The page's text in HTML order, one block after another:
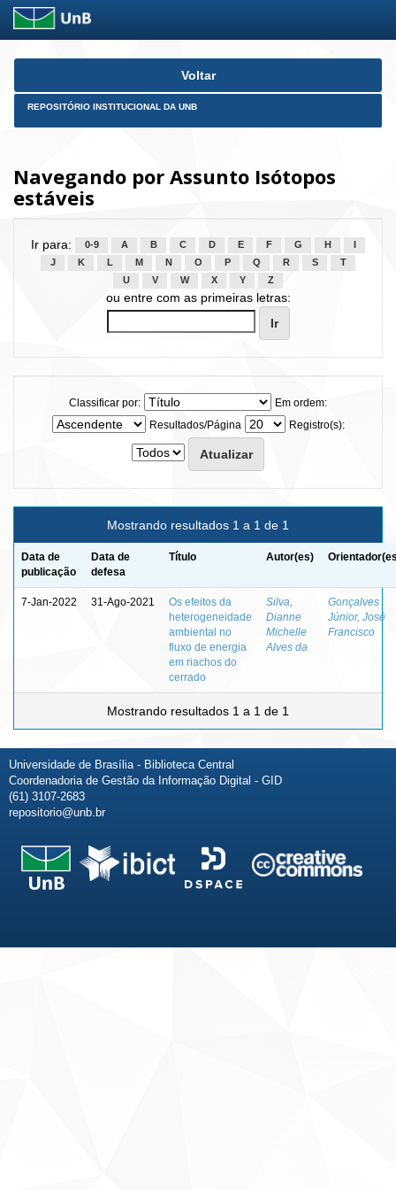
Skip
Voltar
REPOSITÓRIO INSTITUCIONAL DA UNB
Navegando por Assunto Isótopos
estáveis
Ir para: 0-9 A B C D E F G H
J
K L M N O P Q R S
T
U
V W X Y Z
ou entre com as primeiras letras:
Classificar por:
Em ordem:
Resultados/Página
Registro(s):
Mostrando resultados 1 a 1 de 1
Data de
publicação
Data de
defesa
Título Autor(es)
7-Jan-2022 31-Ago-2021
Os efeitos da
heterogeneidade
ambiental no
fluxo de energia
em riachos do
cerrado
Silva,
Dianne
Michelle
Alves da
Gonçalves
Júnior, José
Francisco
Mostrando resultados 1 a 1 de 1
Universidade de Brasília - Biblioteca Central
Coordenadoria de Gestão da Informação Digital - GID
(61) 3107-2683
repositorio@unb.br